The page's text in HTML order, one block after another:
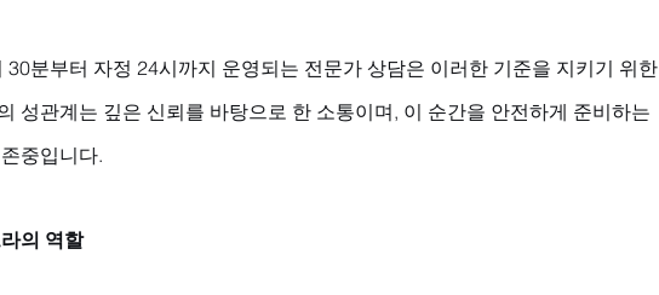
30분부터 자정 24시까지 운영되는 전문가 상담은 이러한 기준을 지키기 위한
성관계는 깊은 신뢰를 바탕으로 한 소통이며, 이 순간을 안전하게 준비하는
중입니다.
의 역할